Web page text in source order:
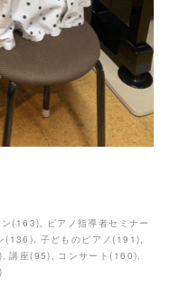
( 163)
ピアノ指導者セミナー
( 136 ) 子どものピアノ( 191)
) 講座(95) コンサート( 160)
)